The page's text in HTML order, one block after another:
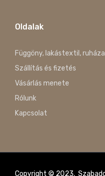
Oldalak
Függöny, lakástextil,
Szállítás és fizetés
Vásárlás menete
Rólunk
Kapcsolat
Copyright © 2023.